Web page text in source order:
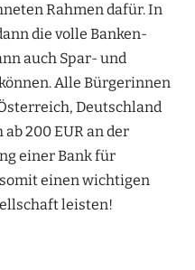
Rahmen dafür. In
die volle Banken-
auch Spar- und
Alle Bürgerinnen
Deutschland
200 EUR an der
einer Bank für
einen wichtigen
leisten!